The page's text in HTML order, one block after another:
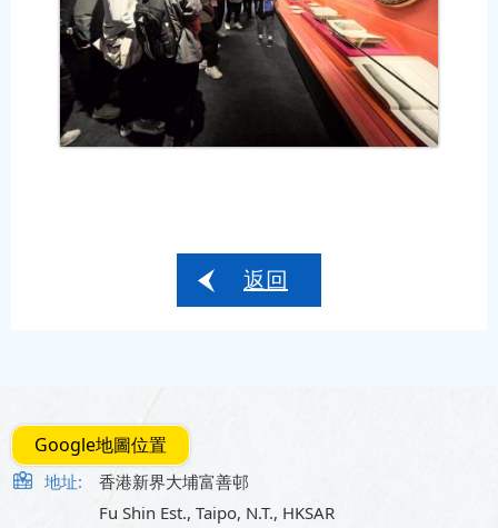
返回
Google地圖位置
地址:
香港新界大埔富善邨
Fu Shin Est., Taipo, N.T., HKSAR